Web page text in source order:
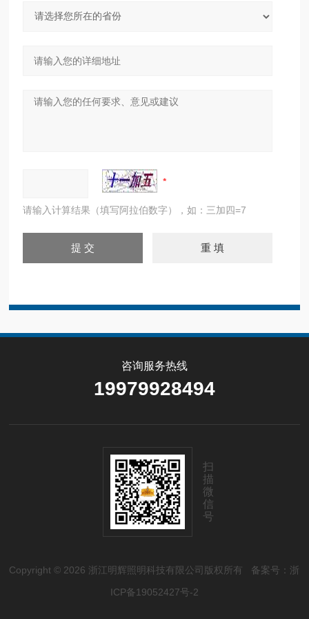
请输入计算结果（填写阿拉伯数字），如：三加四=7
咨询服务热线
19979928494
扫
描
微
信
号
Copyright © 2026 浙江明辉照明科技有限公司版权所有 备案号：浙
ICP备19052427号-2